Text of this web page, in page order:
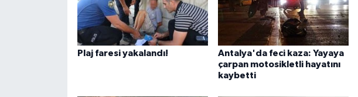
Plaj faresi yakalandı!
Antalya'da feci kaza: Yayaya
çarpan motosikletli hayatını
kaybetti